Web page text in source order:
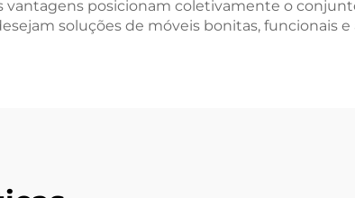
vantagens posicionam coletivamente o
soluções de móveis bonitas, funcionais e